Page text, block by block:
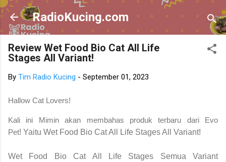
Skip to main content
RadioKucing.com
Review Wet Food Bio Cat All Life
Stages All Variant!
By Tim Radio Kucing - September 01, 2023
Hallow Cat Lovers!
Kali ini Mimin akan membahas produk terbaru dari Evo
Pet! Yaitu Wet Food Bio Cat All Life Stages All Variant!
Wet Food Bio Cat All Life Stages Semua Variant